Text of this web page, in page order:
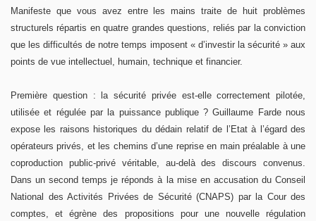
Manifeste que vous avez entre les mains traite de huit problèmes
structurels répartis en quatre grandes questions, reliés par la conviction
que les difficultés de notre temps imposent « d’investir la sécurité » aux
points de vue intellectuel, humain, technique et financier.
Première question : la sécurité privée est-elle correctement pilotée,
utilisée et régulée par la puissance publique ? Guillaume Farde nous
expose les raisons historiques du dédain relatif de l’Etat à l’égard des
opérateurs privés, et les chemins d’une reprise en main préalable à une
coproduction public-privé véritable, au-delà des discours convenus.
Dans un second temps je réponds à la mise en accusation du Conseil
National des Activités Privées de Sécurité (CNAPS) par la Cour des
comptes, et égrène des propositions pour une nouvelle régulation